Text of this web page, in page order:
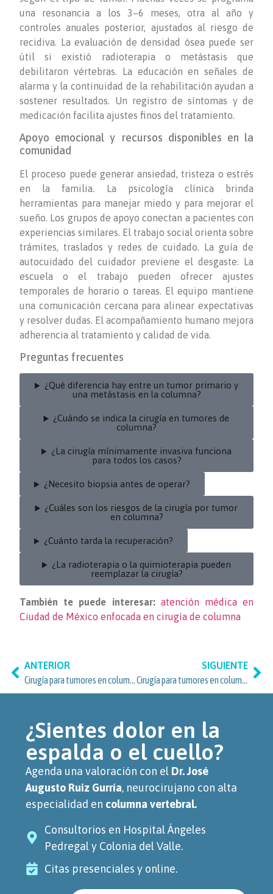
una resonancia a los 3–6 meses, otra al año y
controles anuales posterior, ajustados al riesgo de
recidiva. La evaluación de densidad ósea puede ser
útil si existió radioterapia o metástasis que
debilitaron vértebras. La educación en señales de
alarma y la continuidad de la rehabilitación ayudan a
sostener resultados. Un registro de síntomas y de
medicación facilita ajustes finos del tratamiento.
Apoyo emocional y recursos disponibles en la
comunidad
El proceso puede generar ansiedad, tristeza o estrés
en la familia. La psicología clínica brinda
herramientas para manejar miedo y para mejorar el
sueño. Los grupos de apoyo conectan a pacientes con
experiencias similares. El trabajo social orienta sobre
trámites, traslados y redes de cuidado. La guía de
autocuidado del cuidador previene el desgaste. La
escuela o el trabajo pueden ofrecer ajustes
temporales de horario o tareas. El equipo mantiene
una comunicación cercana para alinear expectativas
y resolver dudas. El acompañamiento humano mejora
adherencia al tratamiento y calidad de vida.
Preguntas frecuentes
¿Qué diferencia hay entre un tumor primario y
una metástasis en la columna?
¿Cuándo se indica la cirugía en tumores de
columna?
¿La cirugía mínimamente invasiva funciona
para todos los casos?
¿Necesito biopsia antes de operar?
¿Cuáles son los riesgos de la cirugía por tumor
en columna?
¿Cuánto tarda la recuperación?
¿La radioterapia o la quimioterapia pueden
reemplazar la cirugía?
También te puede interesar: atención médica en
Ciudad de México enfocada en cirugía de columna
ANTERIOR
Cirugía para tumores en columna vertebral: atención especializada en San Ángel, Álvaro Obregón
SIGUIENTE
Cirugía para tumores en columna vertebral en Axotla
¿Sientes dolor en la
espalda o el cuello?
Agenda una valoración con el Dr. José
Augusto Ruiz Gurría, neurocirujano con alta
especialidad en columna vertebral.
Consultorios en Hospital Ángeles
Pedregal y Colonia del Valle.
Citas presenciales y online.